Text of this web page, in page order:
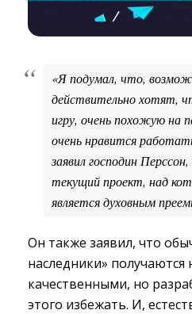
«Я подумал, что,
действительно хотят,
игру, очень похожую на
очень нравится
заявил господин
текущий проект, над
является духовным
Он также заявил, что
наследники» получаются
качественными, но
этого избежать. И,